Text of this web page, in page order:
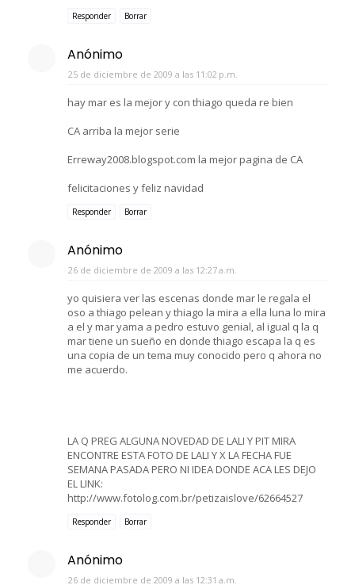
Responder Borrar
Anónimo
25 de diciembre de 2009 a las 11:02 p.m.
hay mar es la mejor y con thiago queda re bien
CA arriba la mejor serie
Erreway2008.blogspot.com la mejor pagina de CA
felicitaciones y feliz navidad
Responder Borrar
Anónimo
26 de diciembre de 2009 a las 12:27 a.m.
yo quisiera ver las escenas donde mar le regala el
oso a thiago pelean y thiago la mira a ella luna lo mira
a el y mar yama a pedro estuvo genial, al igual q la q
mar tiene un sueño en donde thiago escapa la q es
una copia de un tema muy conocido pero q ahora no
me acuerdo.
LA Q PREG ALGUNA NOVEDAD DE LALI Y PIT MIRA
ENCONTRE ESTA FOTO DE LALI Y X LA FECHA FUE
SEMANA PASADA PERO NI IDEA DONDE ACA LES DEJO
EL LINK:
http://www.fotolog.com.br/petizaislove/62664527
Responder Borrar
Anónimo
26 de diciembre de 2009 a las 12:31 a.m.